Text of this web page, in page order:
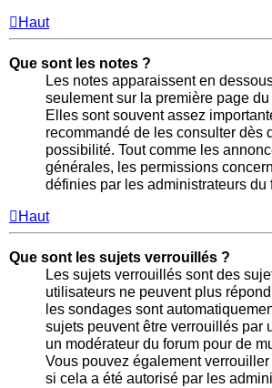
Haut
Que sont les notes ?
Les notes apparaissent en
seulement sur la première page
Elles sont souvent assez
recommandé de les consulter dès
possibilité. Tout comme les
générales, les permissions
définies par les administrateurs du
Haut
Que sont les sujets verrouillés ?
Les sujets verrouillés sont des
utilisateurs ne peuvent plus
les sondages sont
sujets peuvent être verrouillés par
un modérateur du forum pour de
Vous pouvez également
si cela a été autorisé par les